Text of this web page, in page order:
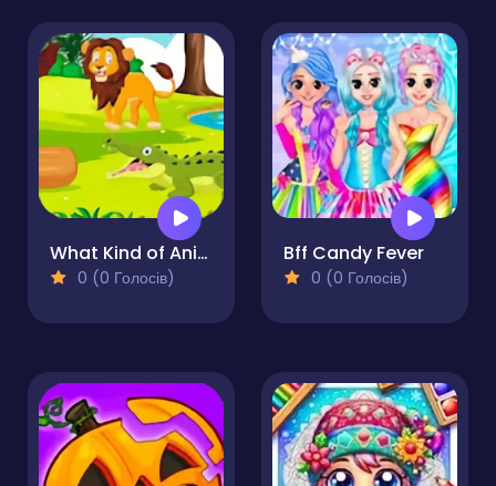
What Kind of Animal is This
0 (0 Голосів)
Bff Candy Fever
0 (0 Голосів)